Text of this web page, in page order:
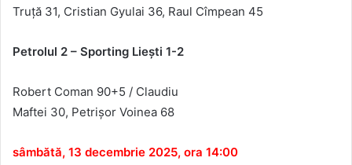
Truță 31, Cristian Gyulai 36, Raul Cîmpean 45
Petrolul 2 – Sporting Lieşti 1-2
Robert Coman 90+5 / Claudiu
Maftei 30, Petrișor Voinea 68
sâmbătă, 13 decembrie 2025, ora 14:00